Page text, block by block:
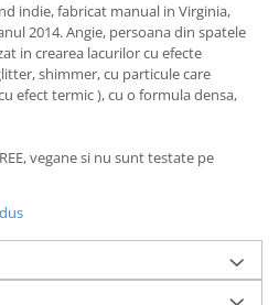
indie, fabricat manual in Virginia,
2014. Angie, persoana din spatele
in crearea lacurilor cu efecte
shimmer, cu particule care
efect termic ), cu o formula densa,
vegane si nu sunt testate pe